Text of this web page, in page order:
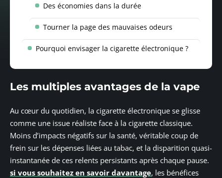
Des économies dans la durée
Tourner la page des mauvaises odeurs
Pourquoi envisager la cigarette électronique ?
Les multiples avantages de la vape
Au cœur du quotidien, la cigarette électronique se glisse
comme une issue réaliste face à la cigarette classique.
Moins d’impacts négatifs sur la santé, véritable coup de
frein sur les dépenses liées au tabac, et la disparition quasi-
instantanée de ces relents persistants après chaque pause.
si vous souhaitez en savoir davantage, les bénéfices